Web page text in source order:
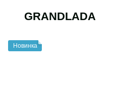
GRANDLADA
Новинка